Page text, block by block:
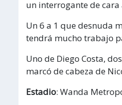
un interrogante de
Un 6 a 1 que desnuda
tendrá mucho trabajo
Uno de Diego Costa,
marcó de cabeza de
Estadio: Wanda